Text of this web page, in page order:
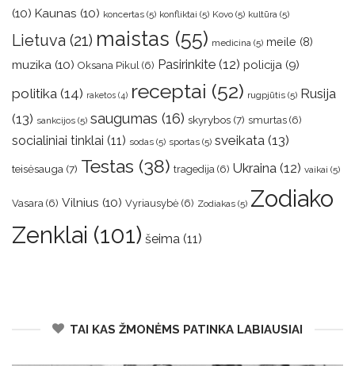
(10) Kaunas (10) koncertas (5) konfliktai (5) Kovo (5) kultūra (5)
Lietuva (21) maistas (55) medicina (5) meile (8)
muzika (10) Oksana Pikul (6) Pasirinkite (12) policija (9)
politika (14) raketos (4) receptai (52) rugpjūtis (5) Rusija
(13) sankcijos (5) saugumas (16) skyrybos (7) smurtas (6)
socialiniai tinklai (11) sodas (5) sportas (5) sveikata (13)
teisėsauga (7) Testas (38) tragedija (6) Ukraina (12) vaikai (5)
Vasara (6) Vilnius (10) Vyriausybė (6) Zodiakas (5) Zodiako
Zenklai (101) šeima (11)
TAI KAS ŽMONĖMS PATINKA LABIAUSIAI